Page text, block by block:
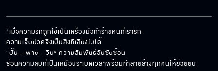
ขนมชิ้นเดียวยัดเข้าปากก็จบ ขั้นตอนเยอะโคตรน่า
"เมื่อความรักถูกใช้เป็นเครื่องมือทำร้ายคนที่เรารัก
ความเจ็บปวดจึงเป็นสิ่งที่เลี่ยงไม่ได้
“ปั้น – พาย - วิน” ความสัมพันธ์อันซับซ้อน
ซ่อนความลับที่เป็นเหมือนระเบิดเวลาพร้อมทำลายล้างทุกคนให้ย่อยยับ